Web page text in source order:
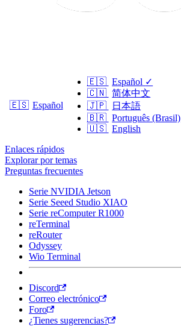
🇪🇸 Español
🇪🇸 Español ✓
🇨🇳 简体中文
🇯🇵
日本語
🇧🇷 Português (Brasil)
🇺🇸 English
Enlaces rápidos
Explorar por temas
Preguntas frecuentes
Serie NVIDIA Jetson
Serie Seeed Studio XIAO
Serie reComputer R1000
reTerminal
reRouter
Odyssey
Wio Terminal
Discord
Correo electrónico
Foro
¿Tienes sugerencias?